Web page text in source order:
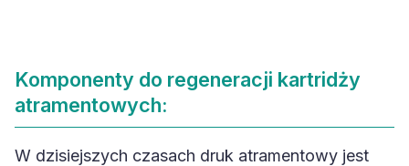
Komponenty do regeneracji kartridży
atramentowych:
W dzisiejszych czasach druk atramentowy jest